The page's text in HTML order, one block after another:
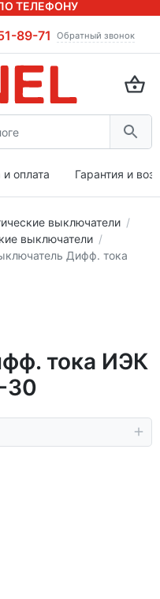
ТЕЛЕФОНУ
89-71 Обратный звонок
оплата Гарантия и
выключатели
выключатели
Дифф. тока
тока ИЭК
30